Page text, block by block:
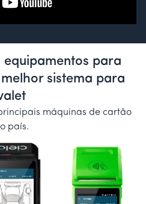
equipamentos para
sistema para
máquinas de cartão
país.